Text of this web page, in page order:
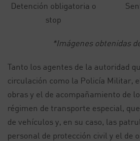
Detención obligatoria o
stop
*Imágenes obtenidas
Tanto los agentes de la autoridad
circulación como la Policía Militar,
obras y el de acompañamiento de
régimen de transporte especial,
de vehículos y, en su caso, las
personal de protección civil y el de